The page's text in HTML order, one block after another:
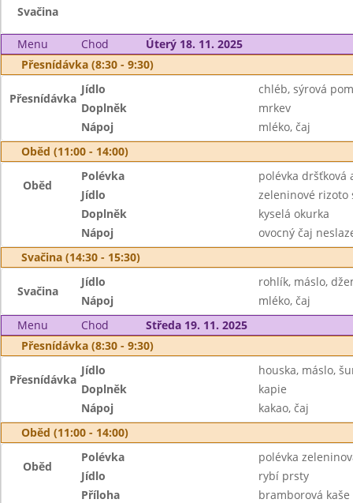
Svačina
Menu Chod
Úterý 18. 11. 2025
Přesnídávka (8:30 - 9:30)
Přesnídávka
Jídlo
chléb, sýrová
Doplněk
mrkev
Nápoj
mléko, čaj
Oběd (11:00 - 14:00)
Oběd
Polévka
polévka dršťková
Jídlo
zeleninové rizoto
Doplněk
kyselá okurka
Nápoj
ovocný čaj
Svačina (14:30 - 15:30)
Svačina
Jídlo
rohlík, máslo,
Nápoj
mléko, čaj
Menu
Chod
Středa 19. 11. 2025
Přesnídávka (8:30 - 9:30)
Přesnídávka
Jídlo
houska, máslo,
Doplněk
kapie
Nápoj
kakao, čaj
Oběd (11:00 - 14:00)
Oběd
Polévka
polévka
Jídlo
rybí prsty
Příloha
bramborová kaše